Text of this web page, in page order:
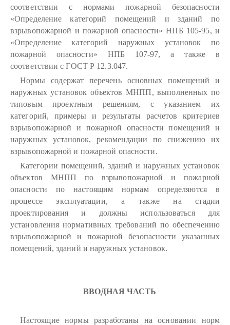
соответствии с нормами пожарной безопасности
«Определение категорий помещений и зданий по
взрывопожарной и пожарной опасности» НПБ 105-95, и
«Определение категорий наружных установок по
пожарной опасности» НПБ 107-97, а также в
соответствии с ГОСТ Р 12.3.047.
Нормы содержат перечень основных помещений и
наружных установок объектов МНПП, выполненных по
типовым проектным решениям, с указанием их
категорий, примеры и результаты расчетов критериев
взрывопожарной и пожарной опасности помещений и
наружных установок, рекомендации по снижению их
взрывопожарной и пожарной опасности.
Категории помещений, зданий и наружных установок
объектов МНПП по взрывопожарной и пожарной
опасности по настоящим нормам определяются в
процессе эксплуатации, а также на стадии
проектирования и должны использоваться для
установления нормативных требований по обеспечению
взрывопожарной и пожарной безопасности указанных
помещений, зданий и наружных установок.
ВВОДНАЯ ЧАСТЬ
Настоящие нормы разработаны на основании норм